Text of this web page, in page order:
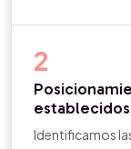
2
Identificamos